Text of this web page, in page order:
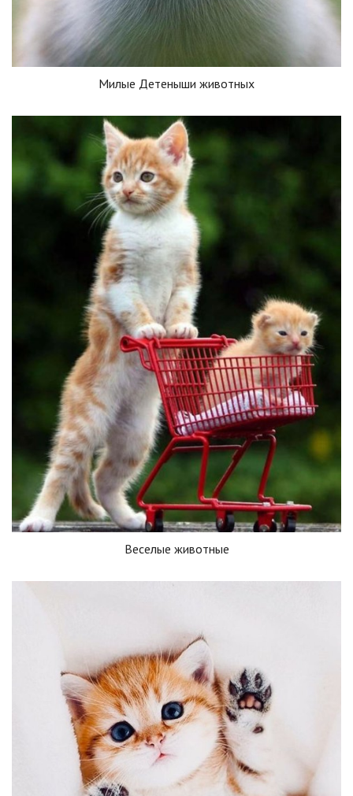
Милые Детеныши животных
Веселые животные